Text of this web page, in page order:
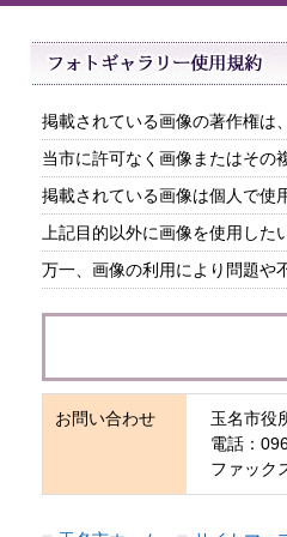
掲載されている画像の著作権は
当市に許可なく画像またはその
掲載されている画像は個人で使
上記目的以外に画像を使用し
万一、画像の利用により問題や
お問い合わせ
玉名市役
電話：
ファック